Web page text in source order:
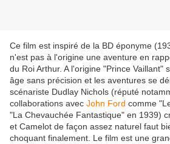
Ce film est inspiré de la BD éponyme
n'est pas à l'origine une aventure en
du Roi Arthur. A l'origine "Prince Vaillant"
âge sans précision et les aventures se
scénariste Dudlay Nichols (réputé
collaborations avec John Ford comme
"La Chevauchée Fantastique" en 1939)
et Camelot de façon assez naturel faut
choquant finalement. Le film est une